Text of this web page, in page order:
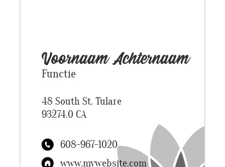
608-967-1020
www.mywebsite.com
Functie
48 South St. Tulare
93274.0 CA
VoornaamAchternaam